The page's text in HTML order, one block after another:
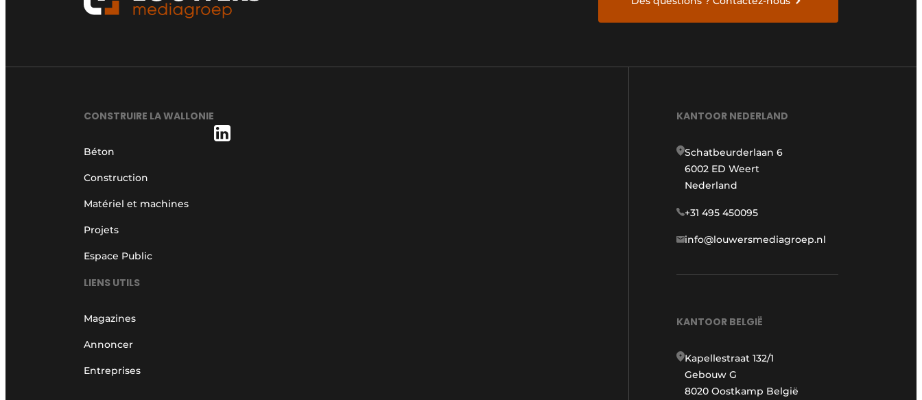
CONSTRUIRE LA WALLONIE
Béton
Construction
Matériel et machines
Projets
Espace Public
LIENS UTILS
Magazines
Annoncer
Entreprises
KANTOOR NEDERLAND
Schatbeurderlaan 6
6002 ED Weert
Nederland
+31 495 450095
info@louwersmediagroep.nl
KANTOOR BELGIË
Kapellestraat 132/1
Gebouw G
8020 Oostkamp België